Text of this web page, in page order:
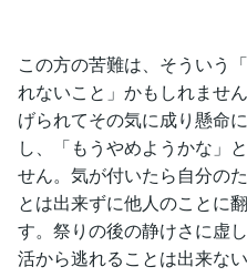
この方の苦難は、そういう
れないこと」かもしれませ
げられてその気に成り懸命
し、「もうやめようかな」
せん。気が付いたら自分の
とは出来ずに他人のことに
す。祭りの後の静けさに虚
活から逃れることは出来ない